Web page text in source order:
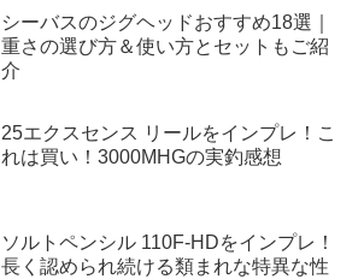
シーバスのジグヘッドおすすめ18選｜
重さの選び方＆使い方とセットもご紹
介
25エクスセンス リールをインプレ！こ
れは買い！3000MHGの実釣感想
ソルトペンシル 110F-HDをインプレ！
長く認められ続ける類まれな特異な性